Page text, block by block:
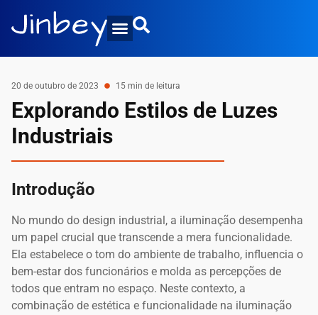
20 de outubro de 2023 15 min de leitura
Explorando Estilos de Luzes
Industriais
Introdução
No mundo do design industrial, a iluminação desempenha
um papel crucial que transcende a mera funcionalidade.
Ela estabelece o tom do ambiente de trabalho, influencia o
bem-estar dos funcionários e molda as percepções de
todos que entram no espaço. Neste contexto, a
combinação de estética e funcionalidade na iluminação